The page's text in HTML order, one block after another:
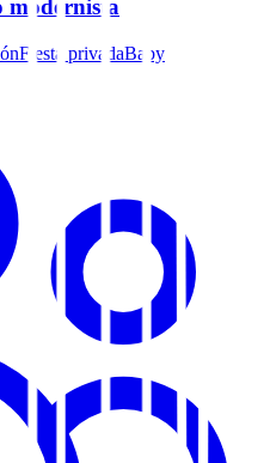
modernista
Fiesta privadaBaby